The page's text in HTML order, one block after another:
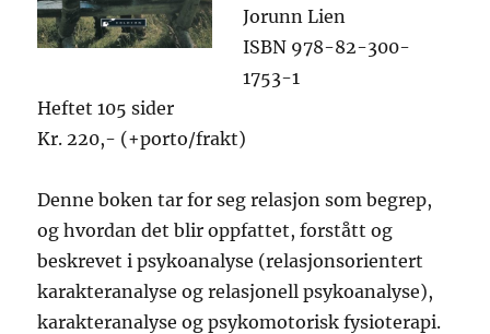
Jorunn Lien
ISBN 978-82-300-
1753-1
Heftet 105 sider
Kr. 220,- (+porto/frakt)
Denne boken tar for seg relasjon som begrep,
og hvordan det blir oppfattet, forstått og
beskrevet i psykoanalyse (relasjonsorientert
karakteranalyse og relasjonell psykoanalyse),
karakteranalyse og psykomotorisk fysioterapi.